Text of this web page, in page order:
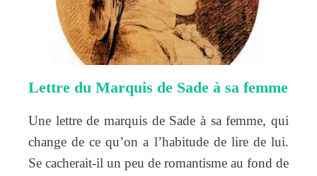
Lettre du Marquis de Sade à sa femme
Une lettre de marquis de Sade à sa femme, qui
change de ce qu’on a l’habitude de lire de lui.
Se cacherait-il un peu de romantisme au fond de